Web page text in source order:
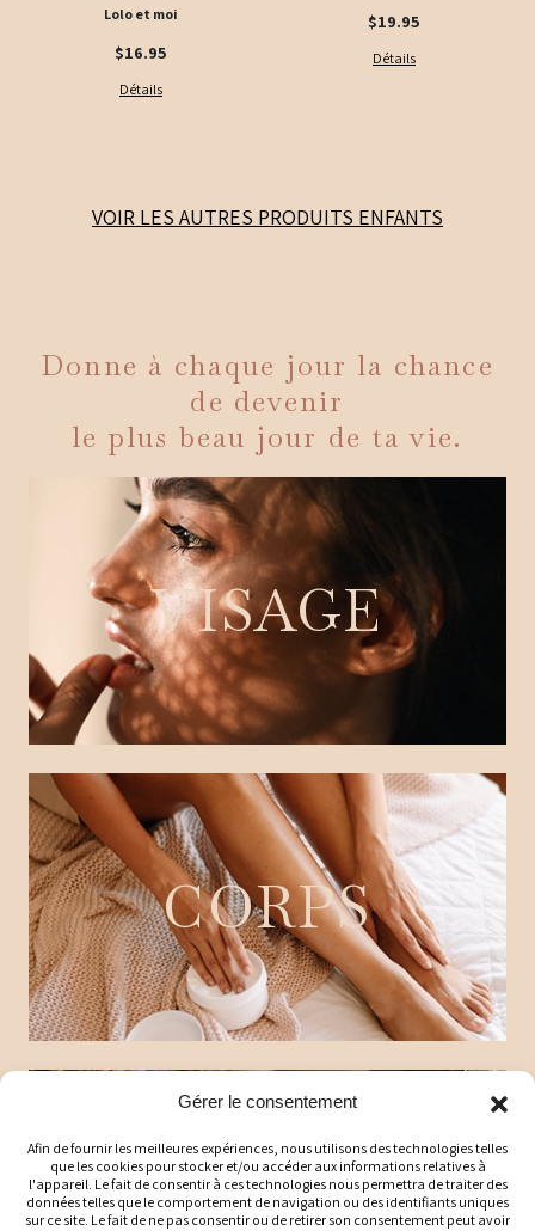
Gérer le consentement
Afin de fournir les meilleures expériences, nous utilisons des technologies telles
que les cookies pour stocker et/ou accéder aux informations relatives à
l'appareil. Le fait de consentir à ces technologies nous permettra de traiter des
données telles que le comportement de navigation ou des identifiants uniques
sur ce site. Le fait de ne pas consentir ou de retirer son consentement peut avoir
Lolo et moi
$16.95
Détails
$19.95
Détails
VOIR LES AUTRES PRODUITS ENFANTS
Donne à chaque jour la chance
de devenir
le plus beau jour de ta vie.
VISAGE
CORPS
MAISON